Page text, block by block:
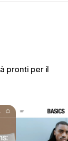
pronti per il